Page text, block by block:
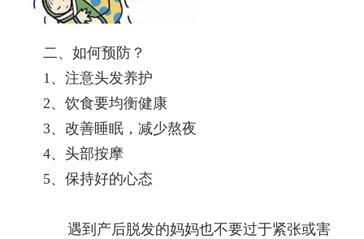
二、如何预防？
1、注意头发养护
2、饮食要均衡健康
3、改善睡眠，减少熬夜
4、头部按摩
5、保持好的心态
遇到产后脱发的妈妈也不要过于紧张或害